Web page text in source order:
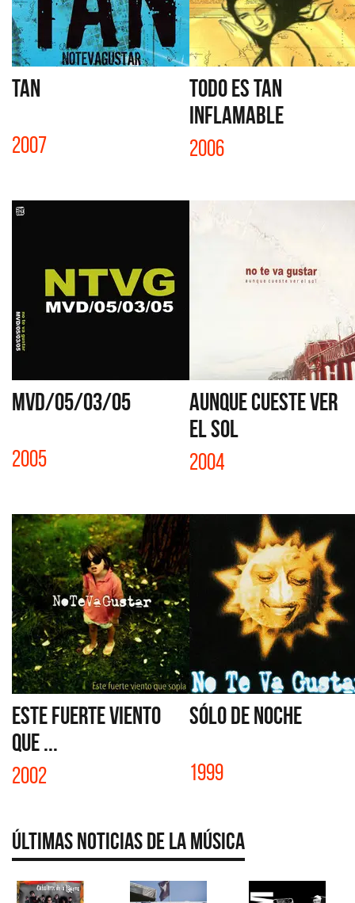
TAN
2007
TODO ES TAN
INFLAMABLE
2006
MVD/05/03/05
2005
AUNQUE CUESTE VER
EL SOL
2004
ESTE FUERTE VIENTO
QUE ...
2002
SÓLO DE NOCHE
1999
Últimas Noticias de la Música